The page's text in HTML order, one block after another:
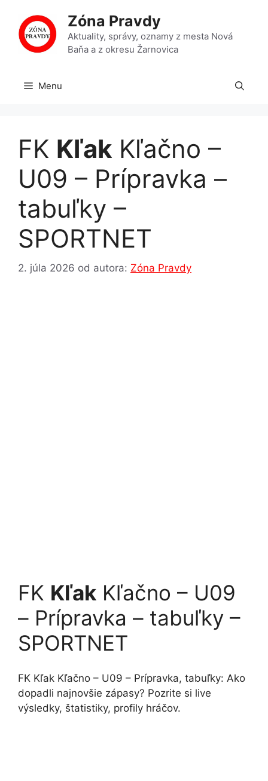
obsah
Zóna Pravdy
Aktuality, správy, oznamy z mesta Nová
Baňa a z okresu Žarnovica
Menu
FK Kľak Kľačno –
U09 – Prípravka –
tabuľky –
SPORTNET
2. júla 2026 od autora: Zóna Pravdy
FK Kľak Kľačno – U09
– Prípravka – tabuľky –
SPORTNET
FK Kľak Kľačno – U09 – Prípravka, tabuľky: Ako
dopadli najnovšie zápasy? Pozrite si live
výsledky, štatistiky, profily hráčov.